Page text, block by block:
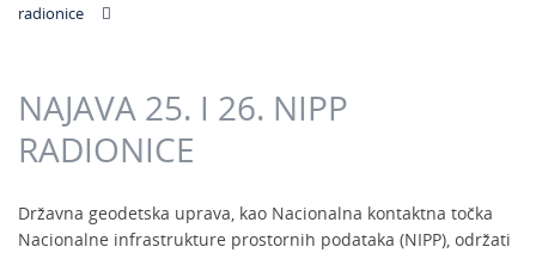
radionice
NAJAVA 25. I 26. NIPP
RADIONICE
Državna geodetska uprava, kao Nacionalna kontaktna točka
Nacionalne infrastrukture prostornih podataka (NIPP), održati